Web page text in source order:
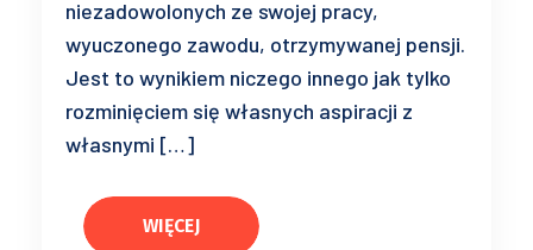
niezadowolonych ze swojej pracy,
wyuczonego zawodu, otrzymywanej pensji.
Jest to wynikiem niczego innego jak tylko
rozminięciem się własnych aspiracji z
własnymi […]
WIĘCEJ